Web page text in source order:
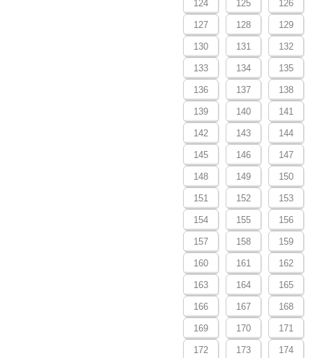
124 125 126
127 128 129
130 131 132
133 134 135
136 137 138
139 140 141
142 143 144
145 146 147
148 149 150
151 152 153
154 155 156
157 158 159
160 161 162
163 164 165
166 167 168
169 170 171
172 173 174